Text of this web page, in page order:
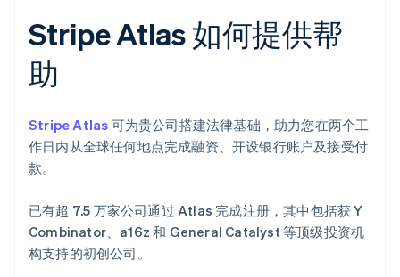
Stripe Atlas 如何提供帮
助
Stripe Atlas 可为贵公司搭建法律基础，助力您在两个工
作日内从全球任何地点完成融资、开设银行账户及接受付
款。
已有超 7.5 万家公司通过 Atlas 完成注册，其中包括获 Y
Combinator、a16z 和 General Catalyst 等顶级投资机
构支持的初创公司。